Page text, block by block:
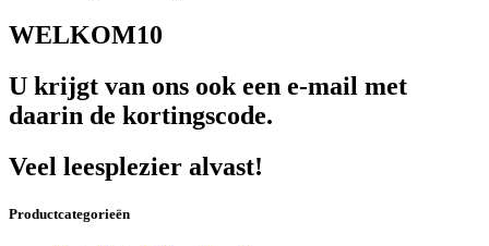
WELKOM10
U krijgt van ons ook een e-mail met
daarin de kortingscode.
Veel leesplezier alvast!
Productcategorieën